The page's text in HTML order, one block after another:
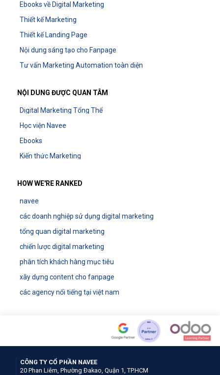
Ebooks về Digital Marketing
Thiết kế Marketing
Thiết kế Landing Page
Nội dung sáng tạo cho Fanpage
Tư vấn Marketing Automation toàn diện
NỘI DUNG ĐƯỢC QUAN TÂM
Digital Marketing Tổng Thể
Học viện Navee
Ebooks
Kiến thức Marketing
HOW WE'RE RANKED
navee
các doanh nghiệp sử dụng digital marketing
tổng quan digital marketing
chiến lược digital marketing
phân tích khách hàng mục tiêu
xây dựng content cho fanpage
các agency nổi tiếng tại việt nam
CÔNG TY CỔ PHẦN NAVEE
20 Phan Liêm, Phường Đakao, Quận 1, TP.HCM